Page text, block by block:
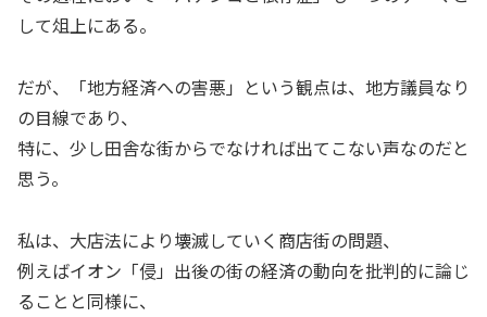
して俎上にある。
だが、「地方経済への害悪」という観点は、地方議員なり
の目線であり、
特に、少し田舎な街からでなければ出てこない声なのだと
思う。
私は、大店法により壊滅していく商店街の問題、
例えばイオン「侵」出後の街の経済の動向を批判的に論じ
ることと同様に、